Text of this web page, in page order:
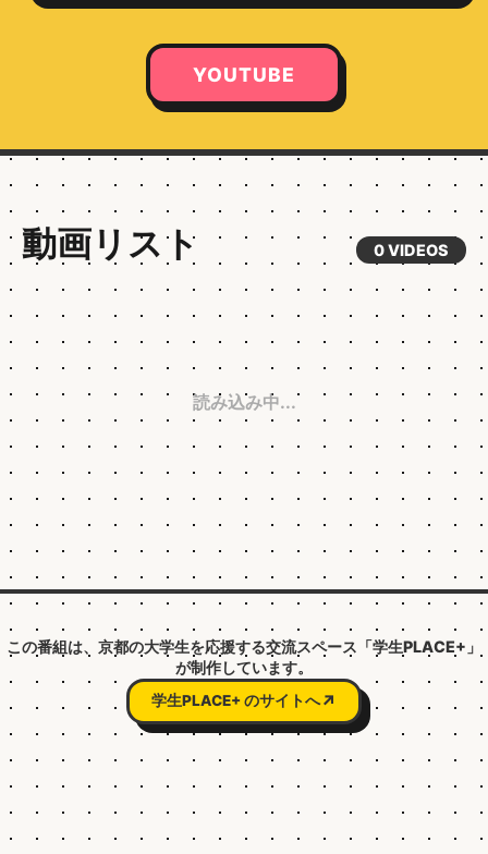
YOUTUBE
動画リスト 0VIDEOS
読み込み中...
この番組は、京都の大学生を応援する交流スペース「学生PLACE+」
が制作しています。
学生PLACE+ のサイトへ↗